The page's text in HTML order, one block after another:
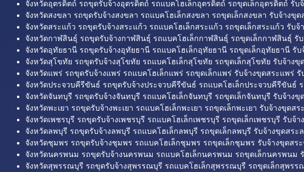
จังหวัดอุตรดิตถ์ รถขุดรับจ้างอุตรดิตถ์ รถแบคโฮเล็กอุตรดิตถ์ รถขุดเล็กอุตรดิตถ์ รั
จังหวัดสงขลา รถขุดรับจ้างสงขลา รถแบคโฮเล็กสงขลา รถขุดเล็กสงขลา รับจ้างขุ
จังหวัดสระแก้ว รถขุดรับจ้างสระแก้ว รถแบคโฮเล็กสระแก้ว รถขุดเล็กสระแก้ว รับ
จังหวัดกาฬสินธุ์ รถขุดรับจ้างกาฬสินธุ์ รถแบคโฮเล็กกาฬสินธุ์ รถขุดเล็กกาฬสินธุ์
จังหวัดอุทัยธานี รถขุดรับจ้างอุทัยธานี รถแบคโฮเล็กอุทัยธานี รถขุดเล็กอุทัยธานี รั
จังหวัดสุโขทัย รถขุดรับจ้างสุโขทัย รถแบคโฮเล็กสุโขทัย รถขุดเล็กสุโขทัย รับจ้าง
จังหวัดแพร่ รถขุดรับจ้างแพร่ รถแบคโฮเล็กแพร่ รถขุดเล็กแพร่ รับจ้างขุดสระแพร่
จังหวัดประจวบคีรีขันธ์ รถขุดรับจ้างประจวบคีรีขันธ์ รถแบคโฮเล็กประจวบคีรีขัน
จังหวัดจันทบุรี รถขุดรับจ้างจันทบุรี รถแบคโฮเล็กจันทบุรี รถขุดเล็กจันทบุรี รับจ้าง
จังหวัดพะเยา รถขุดรับจ้างพะเยา รถแบคโฮเล็กพะเยา รถขุดเล็กพะเยา รับจ้างขุดสร
จังหวัดเพชรบุรี รถขุดรับจ้างเพชรบุรี รถแบคโฮเล็กเพชรบุรี รถขุดเล็กเพชรบุรี รับจ้
จังหวัดลพบุรี รถขุดรับจ้างลพบุรี รถแบคโฮเล็กลพบุรี รถขุดเล็กลพบุรี รับจ้างขุดสร
จังหวัดชุมพร รถขุดรับจ้างชุมพร รถแบคโฮเล็กชุมพร รถขุดเล็กชุมพร รับจ้างขุดสร
จังหวัดนครพนม รถขุดรับจ้างนครพนม รถแบคโฮเล็กนครพนม รถขุดเล็กนครพนม
จังหวัดสุพรรณบุรี รถขุดรับจ้างสุพรรณบุรี รถแบคโฮเล็กสุพรรณบุรี รถขุดเล็กสุพร